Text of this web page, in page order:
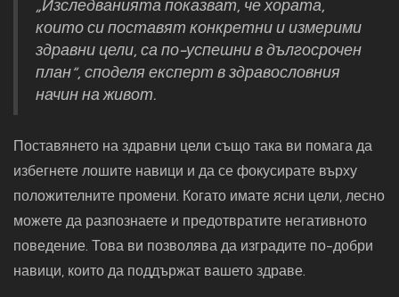
„Изследванията показват, че хората,
които си поставят конкретни и измерими
здравни цели, са по-успешни в дългосрочен
план“, споделя експерт в здравословния
начин на живот.
Поставянето на здравни цели също така ви помага да
избегнете лошите навици и да се фокусирате върху
положителните промени. Когато имате ясни цели, лесно
можете да разпознаете и предотвратите негативното
поведение. Това ви позволява да изградите по-добри
навици, които да поддържат вашето здраве.